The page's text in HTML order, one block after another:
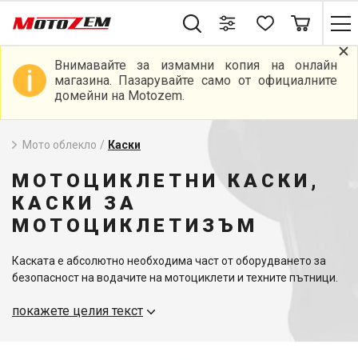
Внимавайте за измамни копия на онлайн
магазина. Пазарувайте само от официалните
домейни на Motozem.
Мото облекло / Каски
МОТОЦИКЛЕТНИ КАСКИ,
КАСКИ ЗА
МОТОЦИКЛЕТИЗЪМ
Каската е абсолютно необходима част от оборудването за
безопасност на водачите на мотоциклети и техните пътници.
Важно е да вземете предвид вида на мотоциклета, който
покажете целия текст